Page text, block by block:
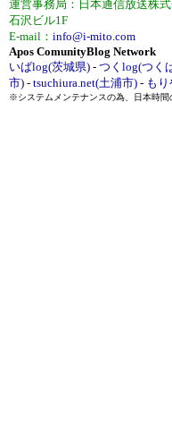
運営事務局：日本通信放送株
石沢ビル1F
E-mail： info@i-mito.com
Apos ComunityBlog Network
いばlog(茨城県) - つくlog(つく
市) - tsuchiura.net(土浦市) - も
※システムメンテナンスの為、日本時